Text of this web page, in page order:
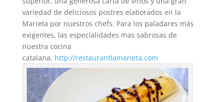
variedad de deliciosos postres elaborados en la
Marieta por nuestros chefs. Para los paladares más
exigentes, las especialidades mas sabrosas de
nuestra cocina
catalana. http://restaurantlamarieta.com